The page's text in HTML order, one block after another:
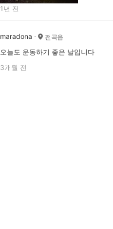
1년 전
maradona 전곡읍
오늘도 운동하기 좋은 날입니다
3개월 전